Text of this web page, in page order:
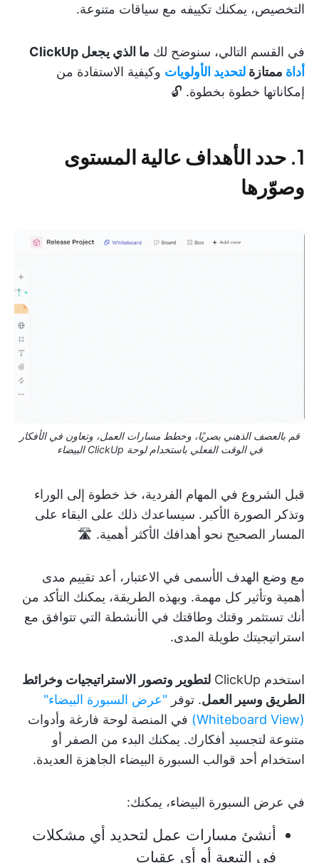
التخصيص، يمكنك تكييفه مع سياقات متنوعة.
في القسم التالي، سنوضح لك ما الذي يجعل ClickUp
أداة ممتازة لتحديد الأولويات وكيفية الاستفادة من
إمكاناتها خطوة بخطوة. 🔓
1. حدد الأهداف عالية المستوى
وصوّرها
قم بالعصف الذهني بصريًا، وخطط مسارات العمل، وتعاون في الأفكار
في الوقت الفعلي باستخدام لوحة ClickUp البيضاء
قبل الشروع في المهام الفردية، خذ خطوة إلى الوراء
وتذكر الصورة الأكبر. سيساعدك ذلك على البقاء على
المسار الصحيح نحو أهدافك الأكثر أهمية. 🛣️
مع وضع الهدف الأسمى في الاعتبار، أعد تقييم مدى
أهمية وتأثير كل مهمة. وبهذه الطريقة، يمكنك التأكد من
أنك تستثمر وقتك وطاقتك في الأنشطة التي تتوافق مع
استراتيجيتك طويلة المدى.
استخدم ClickUp
لتطوير وتصور الاستراتيجيات وخرائط
الطريق وسير العمل. توفر "عرض السبورة البيضاء"
(Whiteboard View)
في المنصة لوحة فارغة وأدوات
متنوعة لتجسيد أفكارك. يمكنك البدء من الصفر أو
استخدام أحد قوالب السبورة البيضاء الجاهزة العديدة.
في عرض السبورة البيضاء، يمكنك:
أنشئ مسارات عمل لتحديد أي مشكلات
في التبعية أو أي عقبات